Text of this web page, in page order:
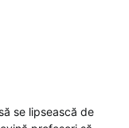
se lipsească de